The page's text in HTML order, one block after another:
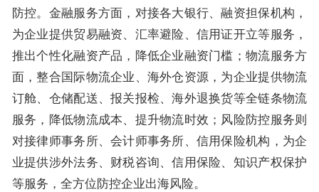
防控。金融服务方面，对接各大银行、融资担保机构，
为企业提供贸易融资、汇率避险、信用证开立等服务，
推出个性化融资产品，降低企业融资门槛；物流服务方
面，整合国际物流企业、海外仓资源，为企业提供物流
订舱、仓储配送、报关报检、海外退换货等全链条物流
服务，降低物流成本、提升物流时效；风险防控服务则
对接律师事务所、会计师事务所、信用保险机构，为企
业提供涉外法务、财税咨询、信用保险、知识产权保护
等服务，全方位防控企业出海风险。